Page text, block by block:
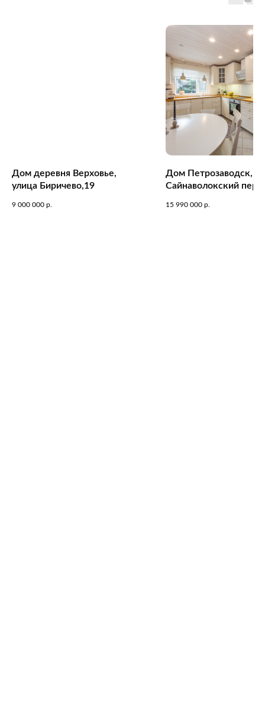
Дом деревня Верховье,
улица Биричево,19
9 000 000 р.
Дом Петрозаводск,
Сайнаволокский
15 990 000 р.